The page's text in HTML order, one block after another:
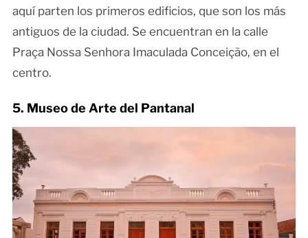
aquí parten los primeros edificios, que son los más
antiguos de la ciudad. Se encuentran en la calle
Praça Nossa Senhora Imaculada Conceição, en el
centro.
5. Museo de Arte del Pantanal